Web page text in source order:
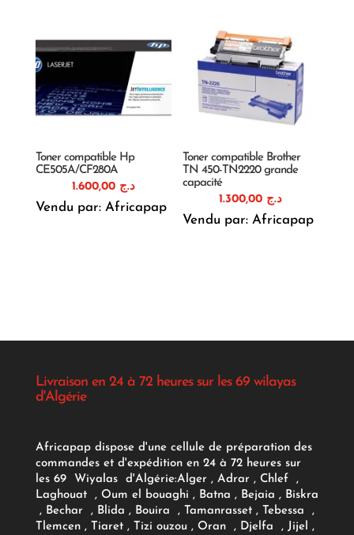
Toner compatible Hp
CE505A/CF280A
د.ج 1.600,00
Vendu par: Africapap
Toner compatible Brother
TN 450-TN2220 grande
capacité
د.ج
Vendu par: Africapap
Livraison en 24 à 72 heures sur les 69 wilayas
d'Algérie
Africapap dispose d'une cellule de préparation des
commandes et d'expédition en 24 à 72 heures sur
les 69 Wiyalas d'Algérie:Alger , Adrar, Chlef ,
Laghouat , Oum el bouaghi , Batna , Bejaia , Biskra
, Bechar , Blida , Bouira , Tamanrasset , Tebessa ,
Tlemcen , Tiaret , Tizi ouzou , Oran , Djelfa , Jijel ,